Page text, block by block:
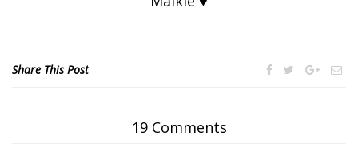
Share This Post
19 Comments